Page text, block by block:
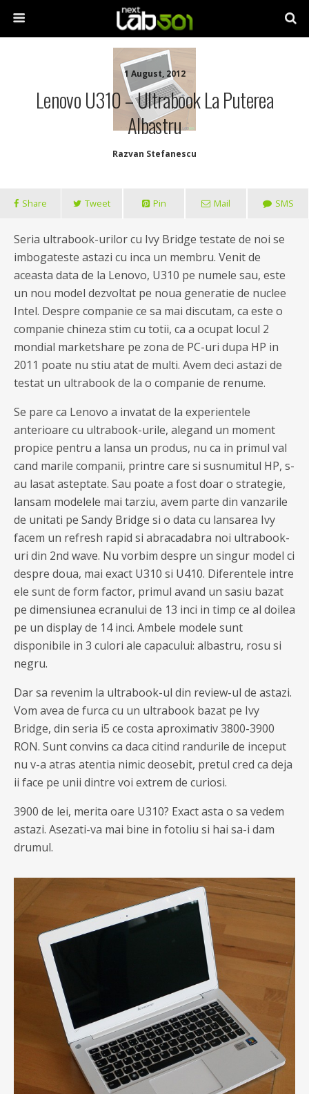
1 August, 2012
Lenovo U310 – Ultrabook La Puterea
Albastru
Razvan Stefanescu
Share Tweet Pin Mail SMS
Seria ultrabook-urilor cu Ivy Bridge testate de noi se
imbogateste astazi cu inca un membru. Venit de
aceasta data de la Lenovo, U310 pe numele sau, este
un nou model dezvoltat pe noua generatie de nuclee
Intel. Despre companie ce sa mai discutam, ca este o
companie chineza stim cu totii, ca a ocupat locul 2
mondial marketshare pe zona de PC-uri dupa HP in
2011 poate nu stiu atat de multi. Avem deci astazi de
testat un ultrabook de la o companie de renume.
Se pare ca Lenovo a invatat de la experientele
anterioare cu ultrabook-urile, alegand un moment
propice pentru a lansa un produs, nu ca in primul val
cand marile companii, printre care si susnumitul HP, s-
au lasat asteptate. Sau poate a fost doar o strategie,
lansam modelele mai tarziu, avem parte din vanzarile
de unitati pe Sandy Bridge si o data cu lansarea Ivy
facem un refresh rapid si abracadabra noi ultrabook-
uri din 2nd wave. Nu vorbim despre un singur model ci
despre doua, mai exact U310 si U410. Diferentele intre
ele sunt de form factor, primul avand un sasiu bazat
pe dimensiunea ecranului de 13 inci in timp ce al doilea
pe un display de 14 inci. Ambele modele sunt
disponibile in 3 culori ale capacului: albastru, rosu si
negru.
Dar sa revenim la ultrabook-ul din review-ul de astazi.
Vom avea de furca cu un ultrabook bazat pe Ivy
Bridge, din seria i5 ce costa aproximativ 3800-3900
RON. Sunt convins ca daca citind randurile de inceput
nu v-a atras atentia nimic deosebit, pretul cred ca deja
ii face pe unii dintre voi extrem de curiosi.
3900 de lei, merita oare U310? Exact asta o sa vedem
astazi. Asezati-va mai bine in fotoliu si hai sa-i dam
drumul.